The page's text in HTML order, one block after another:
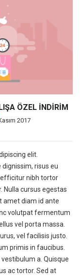
ÖZEL İNDİRİM
2017
elit.
risus eu
efficitur nibh tortor
Nulla cursus egestas
amet diam id ante
volutpat fermentum
vel porta massa.
vel facilisis justo.
primis in faucibus.
a. Quisque
ac tortor. Sed at